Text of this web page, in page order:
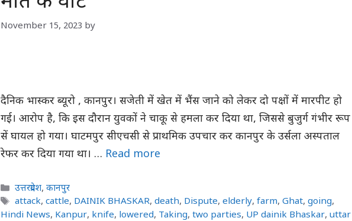
November 15, 2023 by
दैनिक भास्कर ब्यूरो , कानपुर। सजेती में खेत में भैंस जाने को लेकर दो पक्षों में मारपीट हो
गई। आरोप है, कि इस दौरान युवकों ने चाकू से हमला कर दिया था, जिससे बुजुर्ग गंभीर रूप
सें घायल हो गया। घाटमपुर सीएचसी से प्राथमिक उपचार कर कानपुर के उर्सला अस्पताल
रेफर कर दिया गया था। … Read more
Categories
उत्तरप्रदेश,कानपुर
Tags
attack,cattle, DAINIK BHASKAR,death, Dispute,elderly,farm,Ghat,going,
Hindi News, Kanpur, knife, lowered, Taking, two parties, UP dainik Bhaskar, uttar